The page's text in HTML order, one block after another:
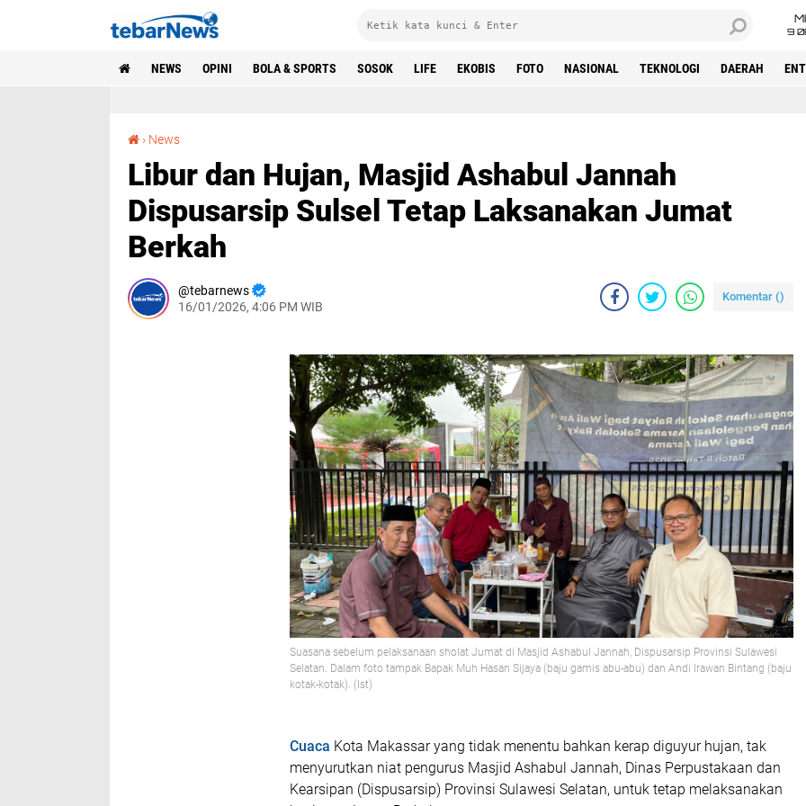
9
NEWS OPINI BOLA & SPORTS SOSOK LIFE EKOBIS FOTO NASIONAL TEKNOLOGI DAERAH
› News
Libur dan Hujan, Masjid Ashabul Jannah
Dispusarsip Sulsel Tetap Laksanakan Jumat
Berkah
tebarnews
16/01/2026, 4:06 PM WIB
Komentar ()
Suasana sebelum pelaksanaan sholat Jumat di Masjid Ashabul Jannah, Dispusarsip Provinsi Sulawesi
Selatan. Dalam foto tampak Bapak Muh Hasan Sijaya (baju gamis abu-abu) dan Andi Irawan Bintang (baju
kotak-kotak). (Ist)
Cuaca Kota Makassar yang tidak menentu bahkan kerap diguyur hujan, tak
menyurutkan niat pengurus Masjid Ashabul Jannah, Dinas Perpustakaan dan
Kearsipan (Dispusarsip) Provinsi Sulawesi Selatan, untuk tetap melaksanakan